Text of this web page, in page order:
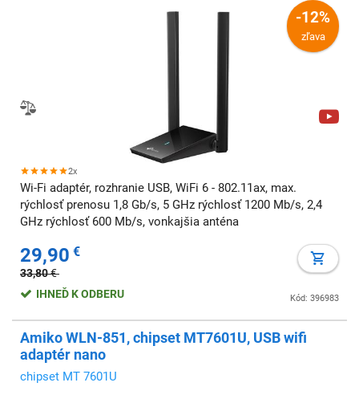
-12%
zľava
2x
Wi-Fi adaptér, rozhranie USB, WiFi 6 - 802.11ax, max.
rýchlosť prenosu 1,8 Gb/s, 5 GHz rýchlosť 1200 Mb/s, 2,4
GHz rýchlosť 600 Mb/s, vonkajšia anténa
29,90 €
33,80€
Kód: 396983
IHNEĎ K ODBERU
Amiko WLN-851, chipset MT7601U, USB wifi
adaptér nano
chipset MT 7601U